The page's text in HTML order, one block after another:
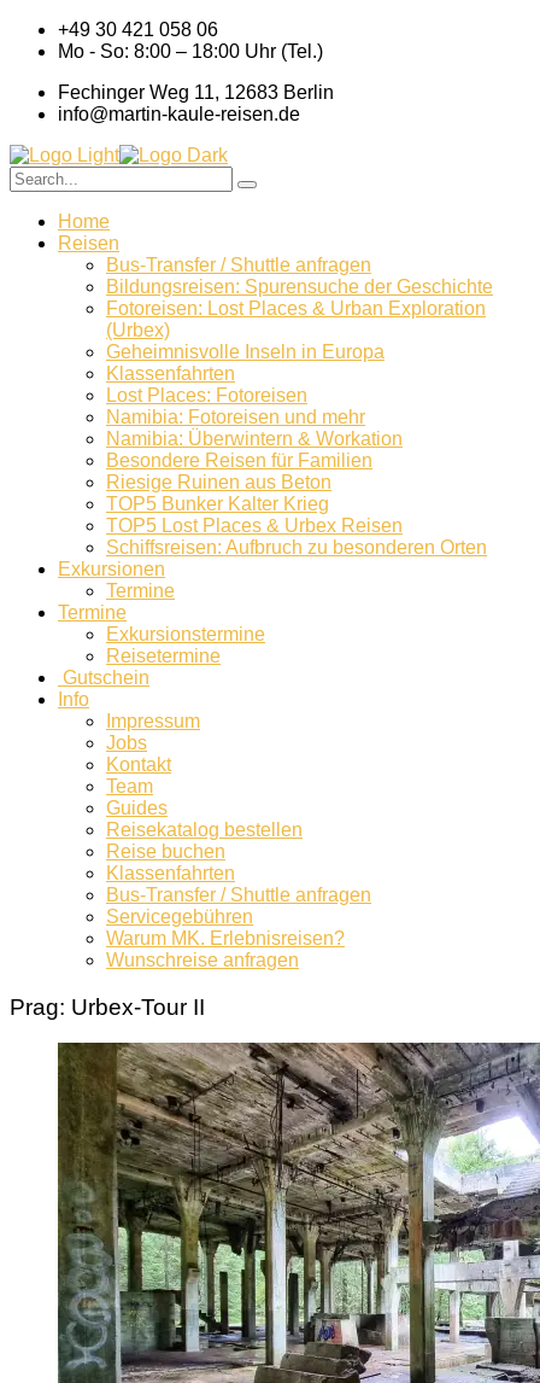
+49 30 421 058 06
Mo - So: 8:00 – 18:00 Uhr (Tel.)
Fechinger Weg 11, 12683 Berlin
info@martin-kaule-reisen.de
Home
Reisen
Bus-Transfer / Shuttle anfragen
Bildungsreisen: Spurensuche der Geschichte
Fotoreisen: Lost Places & Urban Exploration
(Urbex)
Geheimnisvolle Inseln in Europa
Klassenfahrten
Lost Places: Fotoreisen
Namibia: Fotoreisen und mehr
Namibia: Überwintern & Workation
Besondere Reisen für Familien
Riesige Ruinen aus Beton
TOP5 Bunker Kalter Krieg
TOP5 Lost Places & Urbex Reisen
Schiffsreisen: Aufbruch zu besonderen Orten
Exkursionen
Termine
Termine
Exkursionstermine
Reisetermine
Gutschein
Info
Impressum
Jobs
Kontakt
Team
Guides
Reisekatalog bestellen
Reise buchen
Klassenfahrten
Bus-Transfer / Shuttle anfragen
Servicegebühren
Warum MK. Erlebnisreisen?
Wunschreise anfragen
Prag: Urbex-Tour II